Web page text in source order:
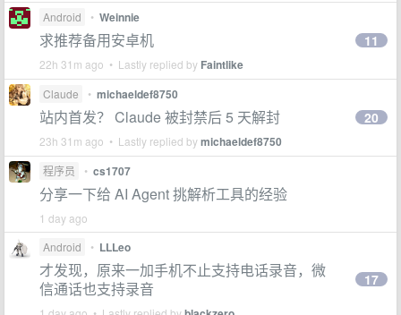
Android • Weinnie
求推荐备用安卓机
22h 31m ago • Lastly replied by Faintlike
11
Claude • michaeldef8750
站内首发？ Claude 被封禁后 5 天解封
23h 31m ago • Lastly replied bymichaeldef8750
20
程序员 • cs1707
分享一下给 AI Agent 挑解析工具的经验
1 day ago
Android
• LLLeo
才发现，原来一加手机不止支持电话录音，微
信通话也支持录音
17